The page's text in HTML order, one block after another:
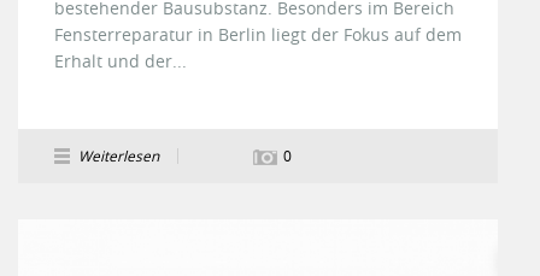
bestehender Bausubstanz. Besonders im Bereich
Fensterreparatur in Berlin liegt der Fokus auf dem
Erhalt und der...
Weiterlesen 0